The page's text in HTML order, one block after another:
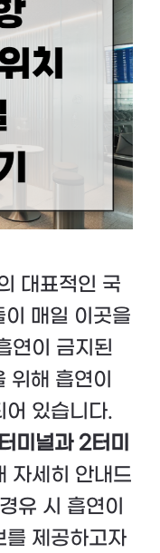
대표적인 국
매일 이곳을
연이 금지된
위해 흡연이
어 있습니다.
미널과 2터미
자세히 안내드
유 시 흡연이
를 제공하고자